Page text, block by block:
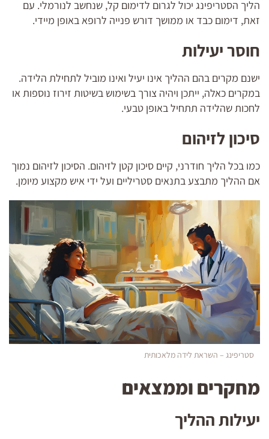
הליך הסטריפינג יכול לגרום לדימום קל, שנחשב לנורמלי. עם
זאת, דימום כבד או ממושך דורש פנייה לרופא באופן מיידי.
חוסר יעילות
ישנם מקרים בהם ההליך אינו יעיל ואינו מוביל לתחילת הלידה.
במקרים כאלה, ייתכן ויהיה צורך בשימוש בשיטות זירוז נוספות או
לחכות שהלידה תתחיל באופן טבעי.
סיכון לזיהום
כמו בכל הליך חודרני, קיים סיכון קטן לזיהום. הסיכון לזיהום נמוך
אם ההליך מתבצע בתנאים סטריליים ועל ידי איש מקצוע מיומן.
סטריפינג – השראת לידה מלאכותית
מחקרים וממצאים
יעילות ההליך